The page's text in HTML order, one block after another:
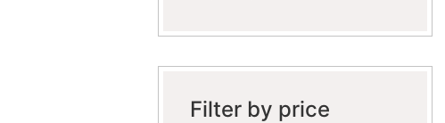
Filter by price